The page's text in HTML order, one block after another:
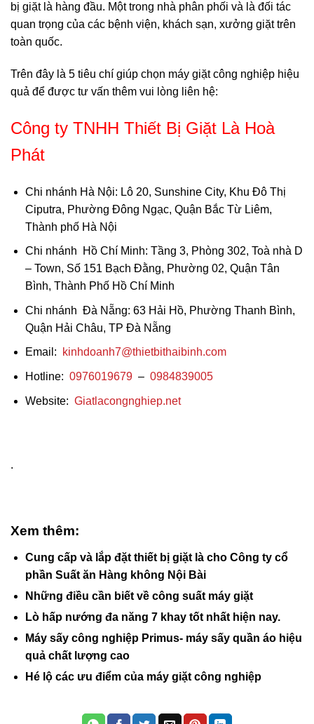
bị giặt là hàng đầu. Một trong nhà phân phối và là đối tác
quan trọng của các bệnh viện, khách sạn, xưởng giặt trên
toàn quốc.
Trên đây là 5 tiêu chí giúp chọn máy giặt công nghiệp hiệu
quả để được tư vấn thêm vui lòng liên hệ:
Công ty TNHH Thiết Bị Giặt Là Hoà
Phát
Chi nhánh Hà Nội: Lô 20, Sunshine City, Khu Đô Thị
Ciputra, Phường Đông Ngạc, Quận Bắc Từ Liêm,
Thành phố Hà Nội
Chi nhánh Hồ Chí Minh: Tầng 3, Phòng 302, Toà nhà D
– Town, Số 151 Bạch Đằng, Phường 02, Quận Tân
Bình, Thành Phố Hồ Chí Minh
Chi nhánh Đà Nẵng: 63 Hải Hồ, Phường Thanh Bình,
Quận Hải Châu, TP Đà Nẵng
Email: kinhdoanh7@thietbithaibinh.com
Hotline: 0976019679 – 0984839005
Website: Giatlacongnghiep.net
.
Xem thêm:
Cung cấp và lắp đặt thiết bị giặt là cho Công ty cổ
phần Suất ăn Hàng không Nội Bài
Những điều cần biết về công suất máy giặt
Lò hấp nướng đa năng 7 khay tốt nhất hiện nay.
Máy sấy công nghiệp Primus- máy sấy quần áo hiệu
quả chất lượng cao
Hé lộ các ưu điểm của máy giặt công nghiệp